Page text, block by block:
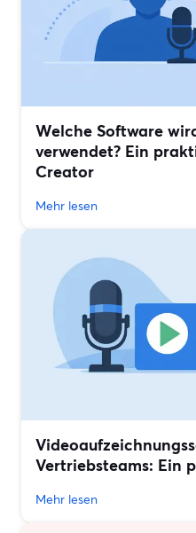
Welche Software
verwendet? Ein
Creator
Mehr lesen
Vertriebsteams: Ein
Mehr lesen